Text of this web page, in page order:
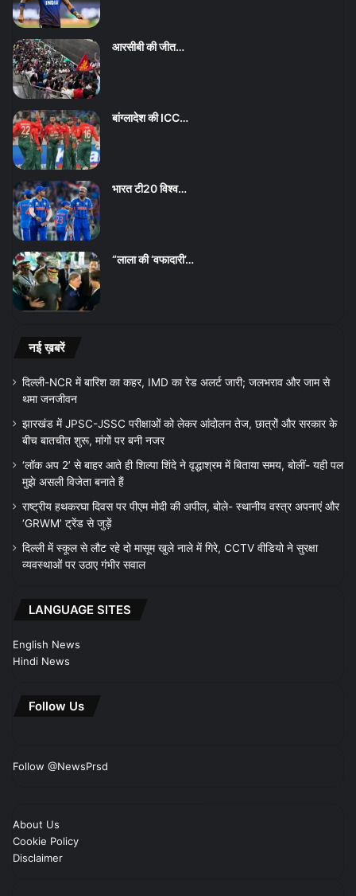
आरसीबी की जीत…
बांग्लादेश की ICC…
भारत टी20 विश्व…
“लाला की ‘वफादारी’…
नई ख़बरें
दिल्ली-NCR में बारिश का कहर, IMD का रेड अलर्ट जारी; जलभराव और जाम से
थमा जनजीवन
झारखंड में JPSC-JSSC परीक्षाओं को लेकर आंदोलन तेज, छात्रों और सरकार के
बीच बातचीत शुरू, मांगों पर बनी नजर
‘लॉक अप 2’ से बाहर आते ही शिल्पा शिंदे ने वृद्धाश्रम में बिताया समय, बोलीं- यही पल
मुझे असली विजेता बनाते हैं
राष्ट्रीय हथकरघा दिवस पर पीएम मोदी की अपील, बोले- स्थानीय वस्त्र अपनाएं और
‘GRWM’ ट्रेंड से जुड़ें
दिल्ली में स्कूल से लौट रहे दो मासूम खुले नाले में गिरे, CCTV वीडियो ने सुरक्षा
व्यवस्थाओं पर उठाए गंभीर सवाल
LANGUAGE SITES
English News
Hindi News
Follow Us
Follow @NewsPrsd
About Us
Cookie Policy
Disclaimer